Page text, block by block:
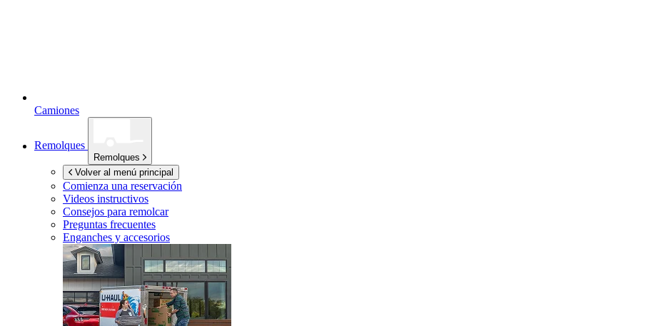
Camiones
Remolques
Remolques
Volver al menú principal
Comienza una reservación
Videos instructivos
Consejos para remolcar
Preguntas frecuentes
Enganches y accesorios